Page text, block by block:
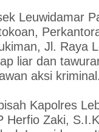
Leuwidamar
Jl. Raya
liar dan
aksi kriminal.
Kapolres
Herfio Zaki,